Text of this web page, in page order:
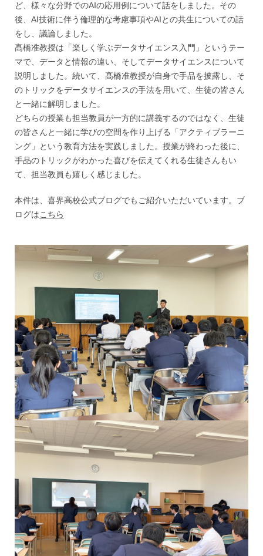
ど、様々な分野でのAIの応用例について話をしました。その
後、AI技術に伴う倫理的な考慮事項やAIとの共生についての話
をし、議論しました。
髙橋准教授は「楽しく学ぶデータサイエンス入門」というテー
マで、データと情報の違い、そしてデータサイエンスについて
説明しました。続いて、髙橋准教授が自身で手品を披露し、そ
のトリックをデータサイエンスの手法を用いて、生徒の皆さん
と一緒に解明しました。
どちらの授業も担当教員が一方的に講義するのではなく、生徒
の皆さんと一緒に学びの空間を作り上げる「アクティブラーニ
ング」という教育方法を実践しました。授業が終わった後に、
手品のトリックがわかった喜びを伝えてくれる生徒さんもい
て、担当教員も嬉しく感じました。
本件は、喜界高校公式ブログでもご紹介いただいています。ブ
ログはこちら